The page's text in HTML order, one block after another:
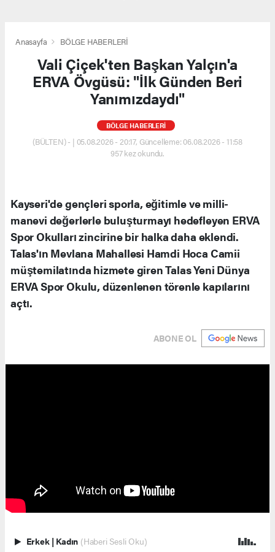
Anasayfa BÖLGE HABERLERİ
Vali Çiçek'ten Başkan Yalçın'a
ERVA Övgüsü: "İlk Günden Beri
Yanımızdaydı"
BÖLGE HABERLERİ
(BÜLTEN) - | 05.08.2026 - 20:17, Güncelleme: 06.08.2026 - 11:58
957 kez okundu.
Kayseri'de gençleri sporla, eğitimle ve milli-
manevi değerlerle buluşturmayı hedefleyen ERVA
Spor Okulları zincirine bir halka daha eklendi.
Talas'ın Mevlana Mahallesi Hamdi Hoca Camii
müştemilatında hizmete giren Talas Yeni Dünya
ERVA Spor Okulu, düzenlenen törenle kapılarını
açtı.
ABONE OL
Erkek | Kadın (Haberi Sesli Oku)